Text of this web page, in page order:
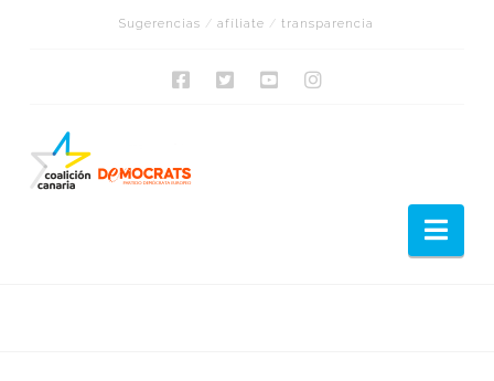
Sugerencias /afíliate /transparencia